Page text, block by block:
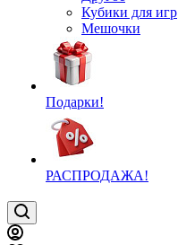
Кубики для игр
Мешочки
Подарки!
РАСПРОДАЖА!